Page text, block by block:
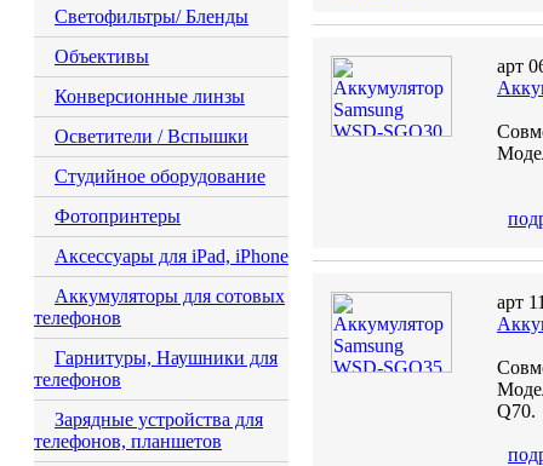
Светофильтры/ Бленды
Объективы
Конверсионные линзы
Осветители / Вспышки
Студийное оборудование
Фотопринтеры
Аксессуары для iPad, iPhone
Аккумуляторы для сотовых
телефонов
Гарнитуры, Наушники для
телефонов
Зарядные устройства для
телефонов, планшетов
арт
арт
Q70.